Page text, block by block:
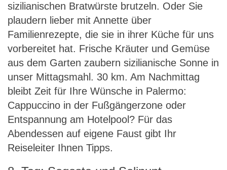
sizilianischen Bratwürste brutzeln. Oder Sie
plaudern lieber mit Annette über
Familienrezepte, die sie in ihrer Küche für uns
vorbereitet hat. Frische Kräuter und Gemüse
aus dem Garten zaubern sizilianische Sonne in
unser Mittagsmahl. 30 km. Am Nachmittag
bleibt Zeit für Ihre Wünsche in Palermo:
Cappuccino in der Fußgängerzone oder
Entspannung am Hotelpool? Für das
Abendessen auf eigene Faust gibt Ihr
Reiseleiter Ihnen Tipps.